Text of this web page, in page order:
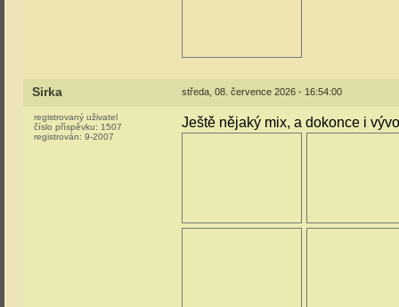
Sirka středa, 08. července 2026 - 16:54:00
registrovaný uživatel
číslo příspěvku: 1507
registrován: 9-2007
Ještě nějaký mix, a dokonce i